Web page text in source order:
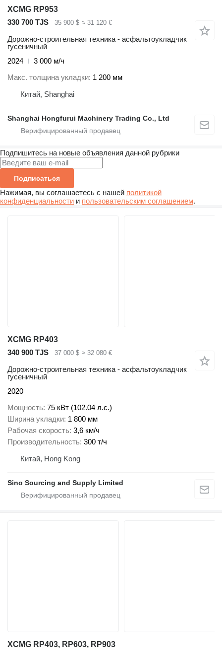
XCMG RP953
330 700 TJS
35 900 $ ≈ 31 120 €
Дорожно-строительная техника - асфальтоукладчик
гусеничный
2024
3 000 м/ч
Макс. толщина укладки 1 200 мм
Китай, Shanghai
Shanghai Hongfurui Machinery Trading Co., Ltd
Подпишитесь на новые объявления данной рубрики
Подписаться
Нажимая, вы соглашаетесь с нашей политикой
конфиденциальности и пользовательским соглашением.
XCMG RP403
340 900 TJS
37 000 $ ≈ 32 080 €
Дорожно-строительная техника - асфальтоукладчик
гусеничный
2020
Мощность 75 кВт (102.04 л.с.)
Ширина укладки 1 800 мм
Рабочая скорость 3,6 км/ч
Производительность 300 т/ч
Китай, Hong Kong
Sino Sourcing and Supply Limited
XCMG RP403, RP603, RP903